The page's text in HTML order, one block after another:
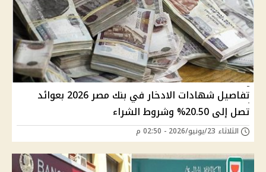
تفاصيل شهادات الادخار في بنك مصر 2026 بعوائد
تصل إلى 20.50% وشروط الشراء
الثلاثاء 23/يونيو/2026 - 02:50 م